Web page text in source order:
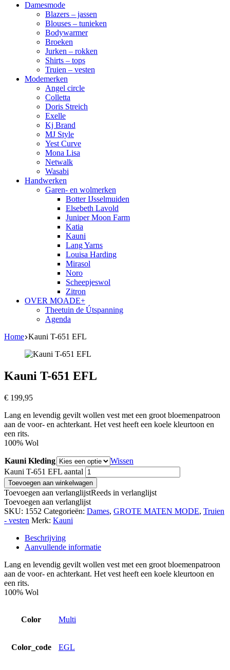
Damesmode
Blazers – jassen
Blouses – tunieken
Bodywarmer
Broeken
Jurken – rokken
Shirts – tops
Truien – vesten
Modemerken
Angel circle
Colletta
Doris Streich
Exelle
Kj Brand
MJ Style
Yest Curve
Mona Lisa
Netwalk
Wasabi
Handwerken
Garen- en wolmerken
Botter IJsselmuiden
Elsebeth Lavold
Juniper Moon Farm
Katia
Kauni
Lang Yarns
Louisa Harding
Mirasol
Noro
Scheepjeswol
Zitron
OVER MOADE+
Theetuin de Útspanning
Agenda
Home Kauni T-651 EFL
Kauni T-651 EFL
€ 199,95
Lang en levendig gevilt wollen vest met een groot bloemenpatroon
aan de voor- en achterkant. Het vest heeft een koele kleurtoon en
een rits.
100% Wol
Kauni Kleding
Wissen
Kauni T-651 EFL aantal
Toevoegen aan winkelwagen
Toevoegen aan verlanglijstReeds in verlanglijst
Toevoegen aan verlanglijst
SKU: 1552 Categorieën: Dames, GROTE MATEN MODE, Truien
- vesten Merk: Kauni
Beschrijving
Aanvullende informatie
Lang en levendig gevilt wollen vest met een groot bloemenpatroon
aan de voor- en achterkant. Het vest heeft een koele kleurtoon en
een rits.
100% Wol
Color Multi
Color_code EGL